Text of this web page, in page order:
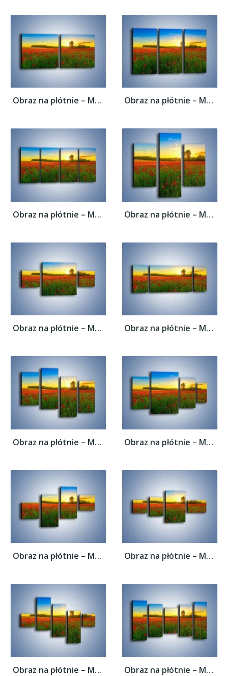
Obraz na płótnie – Maki w roli głównej –... Obraz na płótnie – Maki w roli głównej –...
Obraz na płótnie – Maki w roli głównej –... Obraz na płótnie – Maki w roli głównej –...
Obraz na płótnie – Maki w roli głównej –... Obraz na płótnie – Maki w roli głównej –...
Obraz na płótnie – Maki w roli głównej –... Obraz na płótnie – Maki w roli głównej –...
Obraz na płótnie – Maki w roli głównej –... Obraz na płótnie – Maki w roli głównej –...
Obraz na płótnie – Maki w roli głównej –... Obraz na płótnie – Maki w roli głównej –...